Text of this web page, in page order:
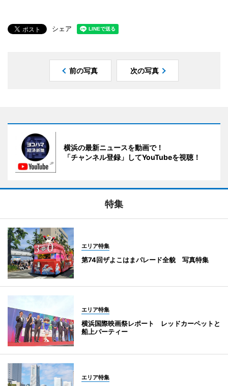
シェア
前の写真 次の写真
横浜の最新ニュースを動画で！
「チャンネル登録」してYouTubeを視聴！
特集
エリア特集
第74回ザよこはまパレード全貌 写真特集
エリア特集
横浜国際映画祭レポート レッドカーペットと
船上パーティー
エリア特集